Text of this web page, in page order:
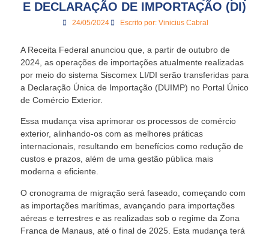
E DECLARAÇÃO DE IMPORTAÇÃO (DI)
24/05/2024 Escrito por:Vinicius Cabral
A Receita Federal anunciou que, a partir de outubro de
2024, as operações de importações atualmente realizadas
por meio do sistema Siscomex LI/DI serão transferidas para
a Declaração Única de Importação (DUIMP) no Portal Único
de Comércio Exterior.
Essa mudança visa aprimorar os processos de comércio
exterior, alinhando-os com as melhores práticas
internacionais, resultando em benefícios como redução de
custos e prazos, além de uma gestão pública mais
moderna e eficiente.
O cronograma de migração será faseado, começando com
as importações marítimas, avançando para importações
aéreas e terrestres e as realizadas sob o regime da Zona
Franca de Manaus, até o final de 2025. Esta mudança terá